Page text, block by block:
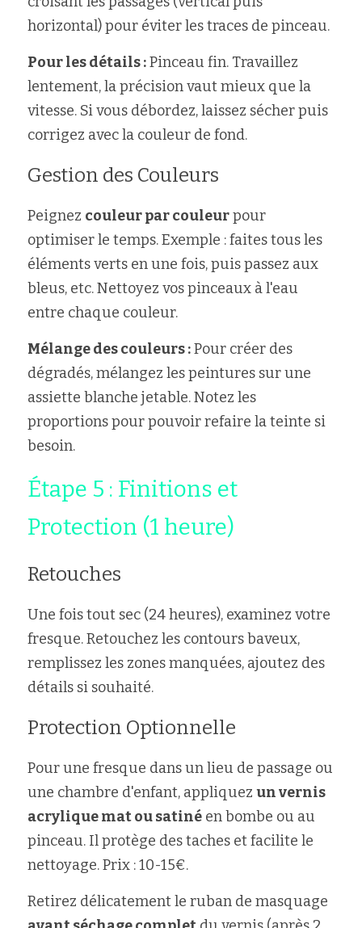
horizontal) pour éviter les traces de pinceau.
Pour les détails : Pinceau fin. Travaillez
lentement, la précision vaut mieux que la
vitesse. Si vous débordez, laissez sécher puis
corrigez avec la couleur de fond.
Gestion des Couleurs
Peignez couleur par couleur pour
optimiser le temps. Exemple : faites tous les
éléments verts en une fois, puis passez aux
bleus, etc. Nettoyez vos pinceaux à l'eau
entre chaque couleur.
Mélange des couleurs : Pour créer des
dégradés, mélangez les peintures sur une
assiette blanche jetable. Notez les
proportions pour pouvoir refaire la teinte si
besoin.
Étape 5 : Finitions et
Protection (1 heure)
Retouches
Une fois tout sec (24 heures), examinez votre
fresque. Retouchez les contours baveux,
remplissez les zones manquées, ajoutez des
détails si souhaité.
Protection Optionnelle
Pour une fresque dans un lieu de passage ou
une chambre d'enfant, appliquez un vernis
acrylique mat ou satiné en bombe ou au
pinceau. Il protège des taches et facilite le
nettoyage. Prix : 10-15€.